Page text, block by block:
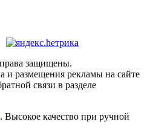
защищены.
и размещения рекламы на сайте
связи в разделе
. Высокое качество при ручной